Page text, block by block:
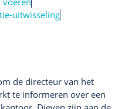
uitwisseling
de directeur van het
te informeren over een